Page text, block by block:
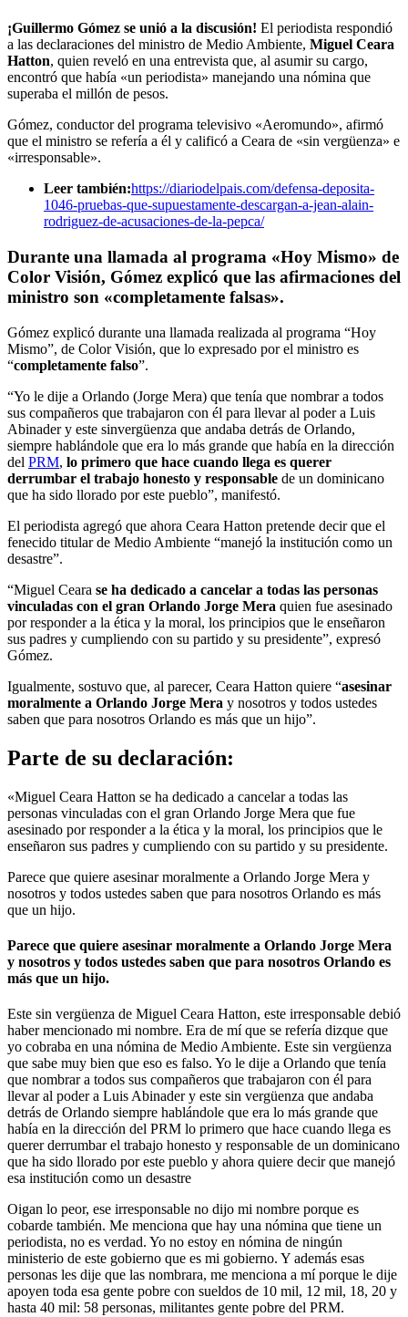
¡Guillermo Gómez se unió a la discusión! El periodista respondió
a las declaraciones del ministro de Medio Ambiente, Miguel Ceara
Hatton, quien reveló en una entrevista que, al asumir su cargo,
encontró que había «un periodista» manejando una nómina que
superaba el millón de pesos.
Gómez, conductor del programa televisivo «Aeromundo», afirmó
que el ministro se refería a él y calificó a Ceara de «sin vergüenza» e
«irresponsable».
Leer también:https://diariodelpais.com/defensa-deposita-
1046-pruebas-que-supuestamente-descargan-a-jean-alain-
rodriguez-de-acusaciones-de-la-pepca/
Durante una llamada al programa «Hoy Mismo» de
Color Visión, Gómez explicó que las afirmaciones del
ministro son «completamente falsas».
Gómez explicó durante una llamada realizada al programa “Hoy
Mismo”, de Color Visión, que lo expresado por el ministro es
“completamente falso”.
“Yo le dije a Orlando (Jorge Mera) que tenía que nombrar a todos
sus compañeros que trabajaron con él para llevar al poder a Luis
Abinader y este sinvergüenza que andaba detrás de Orlando,
siempre hablándole que era lo más grande que había en la dirección
del PRM, lo primero que hace cuando llega es querer
derrumbar el trabajo honesto y responsable de un dominicano
que ha sido llorado por este pueblo”, manifestó.
El periodista agregó que ahora Ceara Hatton pretende decir que el
fenecido titular de Medio Ambiente “manejó la institución como un
desastre”.
“Miguel Ceara se ha dedicado a cancelar a todas las personas
vinculadas con el gran Orlando Jorge Mera quien fue asesinado
por responder a la ética y la moral, los principios que le enseñaron
sus padres y cumpliendo con su partido y su presidente”, expresó
Gómez.
Igualmente, sostuvo que, al parecer, Ceara Hatton quiere “asesinar
moralmente a Orlando Jorge Mera y nosotros y todos ustedes
saben que para nosotros Orlando es más que un hijo”.
Parte de su declaración:
«Miguel Ceara Hatton se ha dedicado a cancelar a todas las
personas vinculadas con el gran Orlando Jorge Mera que fue
asesinado por responder a la ética y la moral, los principios que le
enseñaron sus padres y cumpliendo con su partido y su presidente.
Parece que quiere asesinar moralmente a Orlando Jorge Mera y
nosotros y todos ustedes saben que para nosotros Orlando es más
que un hijo.
Parece que quiere asesinar moralmente a Orlando Jorge Mera
y nosotros y todos ustedes saben que para nosotros Orlando es
más que un hijo.
Este sin vergüenza de Miguel Ceara Hatton, este irresponsable debió
haber mencionado mi nombre. Era de mí que se refería dizque que
yo cobraba en una nómina de Medio Ambiente. Este sin vergüenza
que sabe muy bien que eso es falso. Yo le dije a Orlando que tenía
que nombrar a todos sus compañeros que trabajaron con él para
llevar al poder a Luis Abinader y este sin vergüenza que andaba
detrás de Orlando siempre hablándole que era lo más grande que
había en la dirección del PRM lo primero que hace cuando llega es
querer derrumbar el trabajo honesto y responsable de un dominicano
que ha sido llorado por este pueblo y ahora quiere decir que manejó
esa institución como un desastre
Oigan lo peor, ese irresponsable no dijo mi nombre porque es
cobarde también. Me menciona que hay una nómina que tiene un
periodista, no es verdad. Yo no estoy en nómina de ningún
ministerio de este gobierno que es mi gobierno. Y además esas
personas les dije que las nombrara, me menciona a mí porque le dije
apoyen toda esa gente pobre con sueldos de 10 mil, 12 mil, 18, 20 y
hasta 40 mil: 58 personas, militantes gente pobre del PRM.